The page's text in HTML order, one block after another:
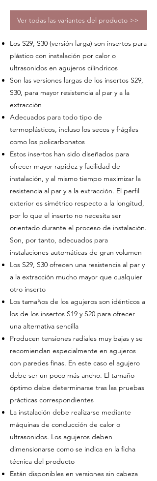
Ver todas las variantes del producto >>
Los S29, S30 (versión larga) son insertos para
plástico con instalación por calor o
ultrasonidos en agujeros cilíndricos
Son las versiones largas de los insertos S29,
S30, para mayor resistencia al par y a la
extracción
Adecuados para todo tipo de
termoplásticos, incluso los secos y frágiles
como los policarbonatos
Estos insertos han sido diseñados para
ofrecer mayor rapidez y facilidad de
instalación, y al mismo tiempo maximizar la
resistencia al par y a la extracción. El perfil
exterior es simétrico respecto a la longitud,
por lo que el inserto no necesita ser
orientado durante el proceso de instalación.
Son, por tanto, adecuados para
instalaciones automáticas de gran volumen
Los S29, S30 ofrecen una resistencia al par y
a la extracción mucho mayor que cualquier
otro inserto
Los tamaños de los agujeros son idénticos a
los de los insertos S19 y S20 para ofrecer
una alternativa sencilla
Producen tensiones radiales muy bajas y se
recomiendan especialmente en agujeros
con paredes finas. En este caso el agujero
debe ser un poco más ancho. El tamaño
óptimo debe determinarse tras las pruebas
prácticas correspondientes
La instalación debe realizarse mediante
máquinas de conducción de calor o
ultrasonidos. Los agujeros deben
dimensionarse como se indica en la ficha
técnica del producto
Están disponibles en versiones sin cabeza